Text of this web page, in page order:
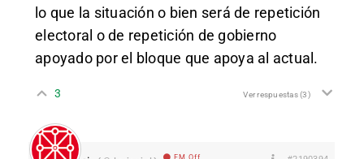
lo que la situación o bien será de repetición
electoral o de repetición de gobierno
apoyado por el bloque que apoya al actual.
3 Ver respuestas(3)